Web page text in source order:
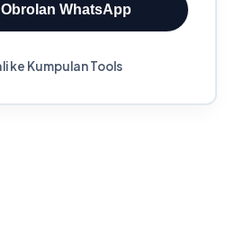
WhatsApp
ke Kumpulan Tools